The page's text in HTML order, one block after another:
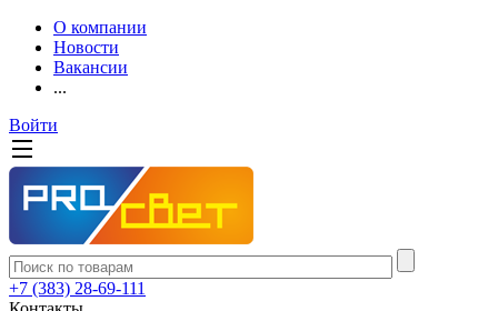
О компании
Новости
Вакансии
...
Войти
+7 (383) 28-69-111